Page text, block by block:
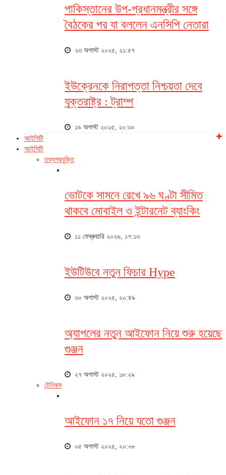
পাকিস্তানের উপ-প্রধানমন্ত্রীর সঙ্গে
বৈঠকের পর যা বললেন এনসিপি নেতারা
২৩ অগাস্ট ২০২৫, ২১:৫৭
ইউক্রেনকে নিরাপত্তা নিশ্চয়তা দেবে
যুক্তরাষ্ট্র : ট্রাম্প
১৯ অগাস্ট ২০২৫, ২০:৩০
আইসিটি
আইসিটি
তথ্যপ্রযুক্তি
ভোটকে সামনে রেখে ৯৬ ঘণ্টা সীমিত
থাকবে মোবাইল ও ইন্টারনেট ব্যাংকিং
১১ ফেব্রুয়ারি ২০২৬, ১৭:১৩
ইউটিউবে নতুন ফিচার Hype
৩০ অগাস্ট ২০২৫, ২০:৪৯
অ্যাপলের নতুন আইফোন নিয়ে শুরু হয়েছে
গুঞ্জন
২৭ অগাস্ট ২০২৫, ১৮:২৯
টেলিকম
আইফোন ১৭ নিয়ে যতো গুঞ্জন
০৫ অগাস্ট ২০২৫, ২০:০৮